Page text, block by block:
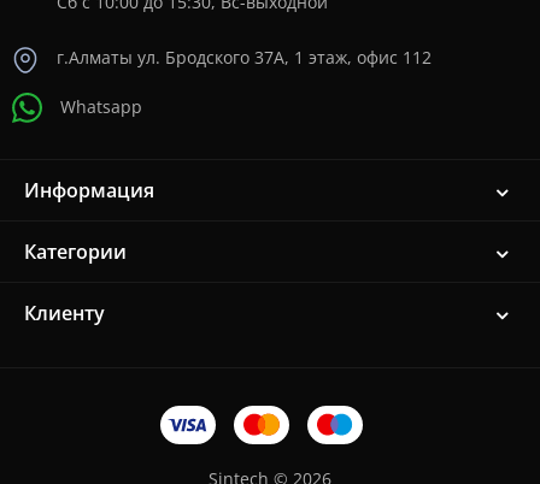
г.Алматы ул. Бродского 37A, 1 этаж, офис 112
Whatsapp
Информация
Категории
Клиенту
Sintech © 2026